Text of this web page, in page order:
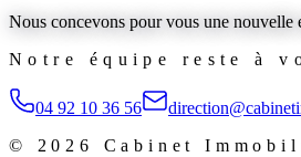
Nous concevons pour vous une nouvelle
Notre équipe reste à
04 92 10 36 56
© 2026 Cabinet